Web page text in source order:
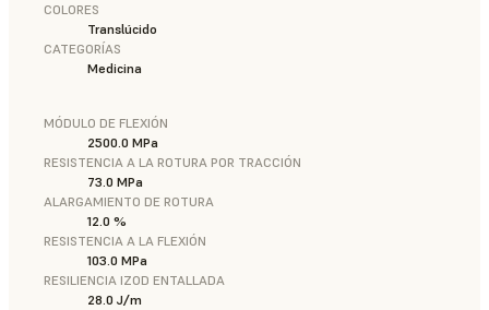
COLORES
Translúcido
CATEGORÍAS
Medicina
MÓDULO DE FLEXIÓN
2500.0 MPa
RESISTENCIA A LA ROTURA POR TRACCIÓN
73.0 MPa
ALARGAMIENTO DE ROTURA
12.0 %
RESISTENCIA A LA FLEXIÓN
103.0 MPa
RESILIENCIA IZOD ENTALLADA
28.0 J/m